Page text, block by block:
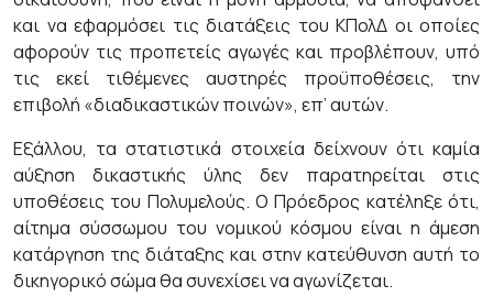
και να εφαρμόσει τις διατάξεις του ΚΠολΔ οι οποίες
αφορούν τις προπετείς αγωγές και προβλέπουν, υπό
τις εκεί τιθέμενες αυστηρές προϋποθέσεις, την
επιβολή «διαδικαστικών ποινών», επ’ αυτών.
Εξάλλου, τα στατιστικά στοιχεία δείχνουν ότι καμία
αύξηση δικαστικής ύλης δεν παρατηρείται στις
υποθέσεις του Πολυμελούς. Ο Πρόεδρος κατέληξε ότι,
αίτημα σύσσωμου του νομικού κόσμου είναι η άμεση
κατάργηση της διάταξης και στην κατεύθυνση αυτή το
δικηγορικό σώμα θα συνεχίσει να αγωνίζεται.